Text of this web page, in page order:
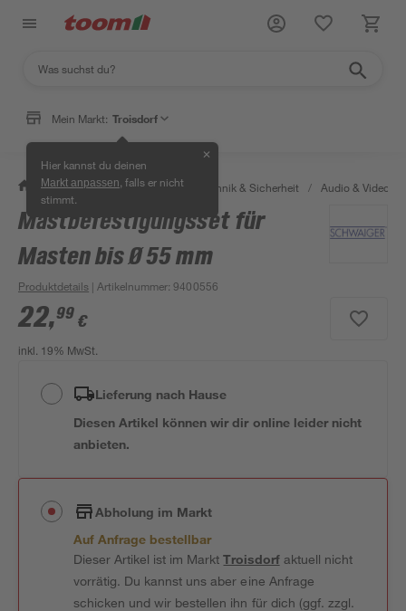
Mein Markt: Troisdorf
Hier kannst du deinen
Markt anpassen , falls er nicht
stimmt.
✕
/ Bauen & Renovieren / Haustechnik & Sicherheit / Audio & Video
Mastbefestigungsset für
Masten bis Ø 55 mm
Produktdetails | Artikelnummer:9400556
22,99 €
inkl. 19% MwSt.
Lieferung nach Hause
Diesen Artikel können wir dir online leider nicht
anbieten.
Abholung im Markt
Auf Anfrage bestellbar
Dieser Artikel ist im MarktTroisdorfaktuell nicht
vorrätig. Du kannst uns aber eine Anfrage
schicken und wir bestellen ihn für dich (ggf. zzgl.